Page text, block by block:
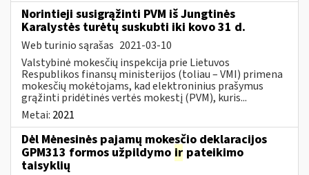
Norintieji susigrąžinti PVM iš Jungtinės
Karalystės turėtų suskubti iki kovo 31 d.
Web turinio sąrašas 2021-03-10
Valstybinė mokesčių inspekcija prie Lietuvos
Respublikos finansų ministerijos (toliau – VMI) primena
mokesčių mokėtojams, kad elektroninius prašymus
grąžinti pridėtinės vertės mokestį (PVM), kuris...
Metai: 2021
Dėl Mėnesinės pajamų mokesčio deklaracijos
GPM313 formos užpildymo ir pateikimo
taisyklių